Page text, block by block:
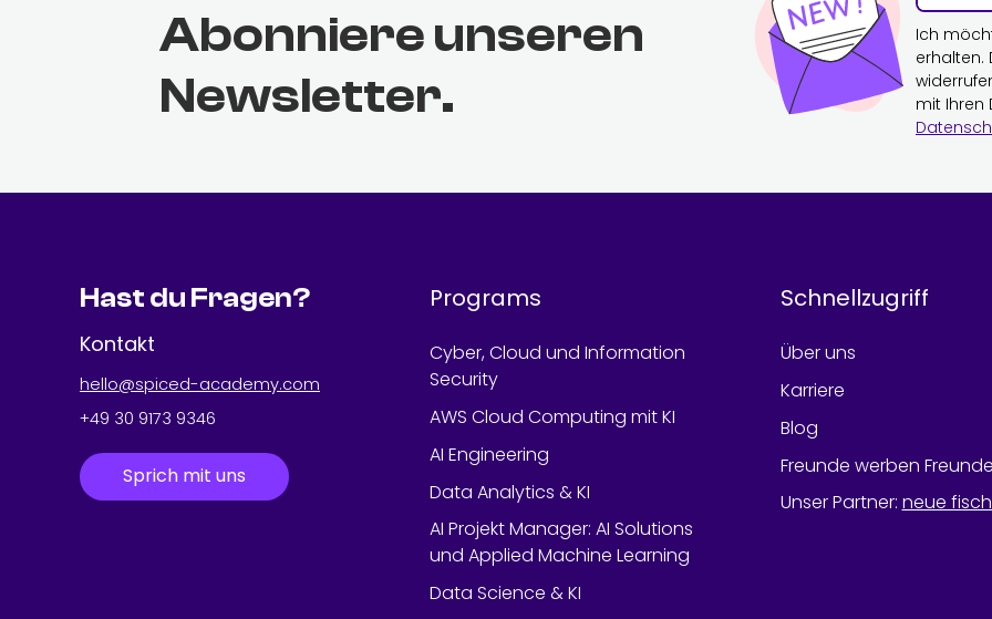
Abonniere unseren
Newsletter.
Ich
erhalten.
mit Ihren
Hast du Fragen?
Kontakt
hello@spiced-academy.com
+49 30 9173 9346
Sprich mit uns
Programs
Cyber, Cloud und Information
Security
AWS Cloud Computing mit KI
AI Engineering
Data Analytics & KI
AI Projekt Manager: AI Solutions
und Applied Machine Learning
Data Science & KI
Schnellzugriff
Über uns
Karriere
Blog
Freunde werben
Unser Partner: neue